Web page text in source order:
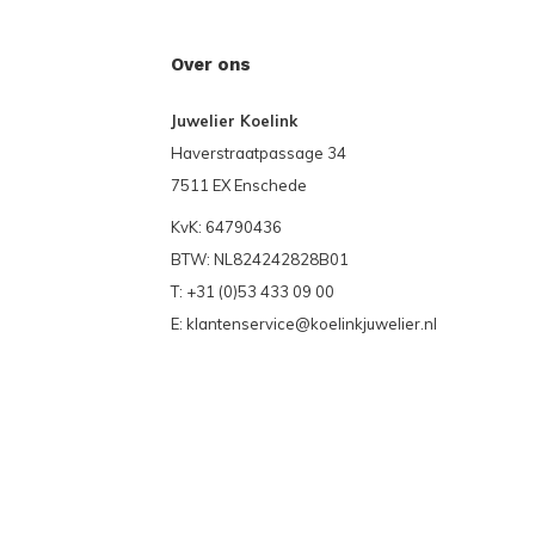
Over ons
Juwelier Koelink
Haverstraatpassage 34
7511 EX Enschede
KvK: 64790436
BTW: NL824242828B01
T: +31 (0)53 433 09 00
E: klantenservice@koelinkjuwelier.nl